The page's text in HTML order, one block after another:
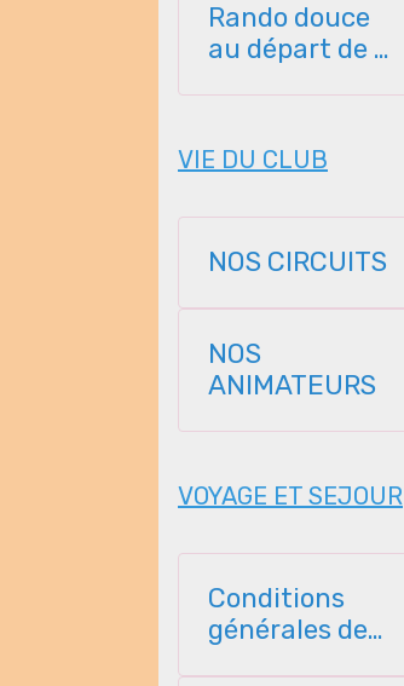
Rando douce
au départ de St
VIE DU CLUB
NOS CIRCUITS
NOS
ANIMATEURS
VOYAGE ET SEJOUR
Conditions
générales de